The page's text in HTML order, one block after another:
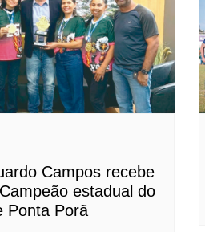
Campos recebe
estadual do
Ponta Porã